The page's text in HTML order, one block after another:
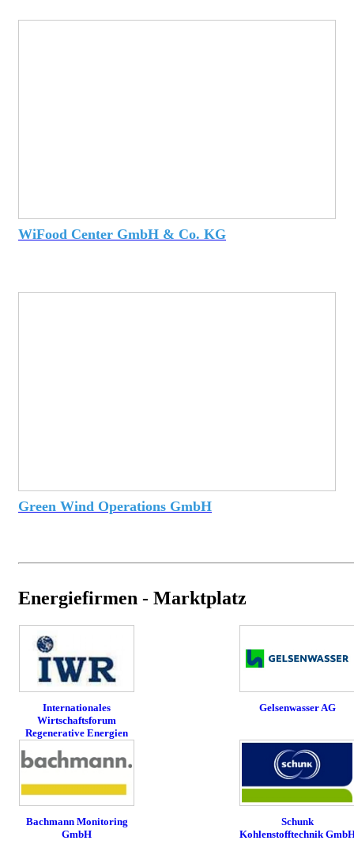
WiFood Center GmbH & Co. KG
Green Wind Operations GmbH
Energiefirmen - Marktplatz
Internationales
Wirtschaftsforum
Regenerative Energien
Gelsenwasser AG
Bachmann Monitoring
GmbH
Schunk
Kohlenstofftechnik